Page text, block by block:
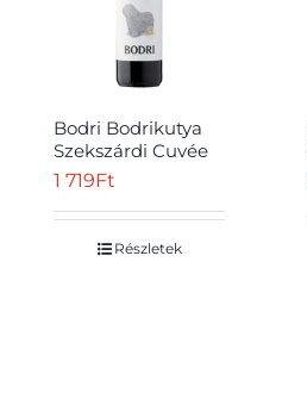
Bodri Bodrikutya
Szekszárdi Cuvée
száraz vörösbor 13%
1 719Ft
Részletek